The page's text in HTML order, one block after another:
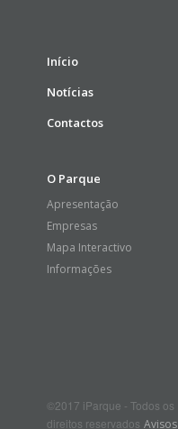
Início
Notícias
Contactos
O Parque
Apresentação
Empresas
Mapa Interactivo
Informações
©2017 iParque - Todos os
direitos reservados Avisos